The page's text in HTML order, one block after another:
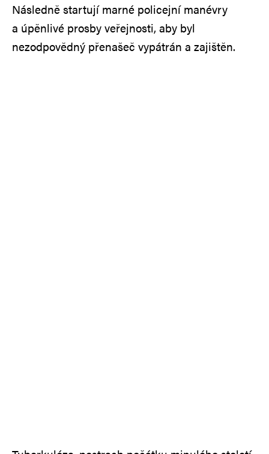
Následně startují marné policejní manévry
a úpěnlivé prosby veřejnosti, aby byl
nezodpovědný přenašeč vypátrán a zajištěn.